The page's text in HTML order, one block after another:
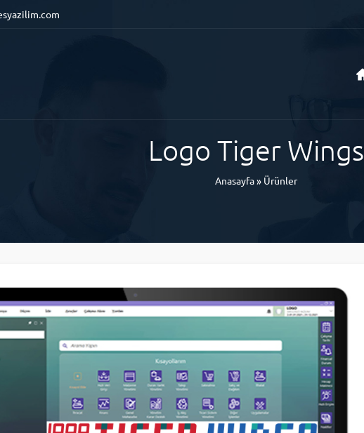
Logo Tiger Wings
Anasayfa» Ürünler